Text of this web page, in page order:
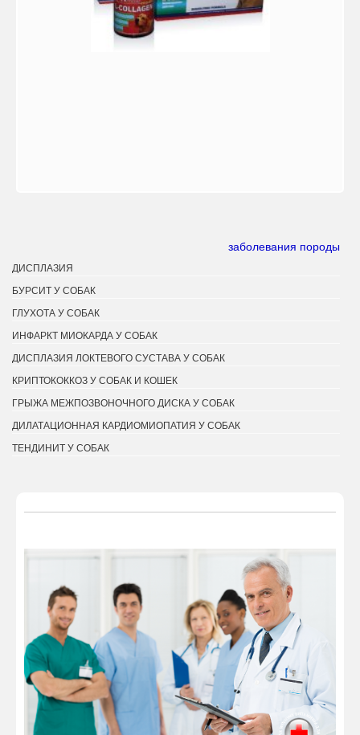
заболевания породы
ДИСПЛАЗИЯ
БУРСИТ У СОБАК
ГЛУХОТА У СОБАК
ИНФАРКТ МИОКАРДА У СОБАК
ДИСПЛАЗИЯ ЛОКТЕВОГО СУСТАВА У СОБАК
КРИПТОКОККОЗ У СОБАК И КОШЕК
ГРЫЖА МЕЖПОЗВОНОЧНОГО ДИСКА У СОБАК
ДИЛАТАЦИОННАЯ КАРДИОМИОПАТИЯ У СОБАК
ТЕНДИНИТ У СОБАК